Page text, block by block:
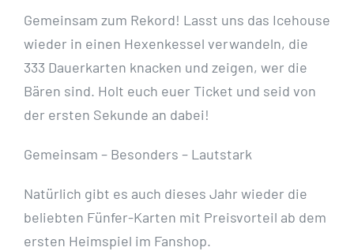
Gemeinsam zum Rekord! Lasst uns das Icehouse
wieder in einen Hexenkessel verwandeln, die
333 Dauerkarten knacken und zeigen, wer die
Bären sind. Holt euch euer Ticket und seid von
der ersten Sekunde an dabei!
Gemeinsam – Besonders – Lautstark
Natürlich gibt es auch dieses Jahr wieder die
beliebten Fünfer-Karten mit Preisvorteil ab dem
ersten Heimspiel im Fanshop.